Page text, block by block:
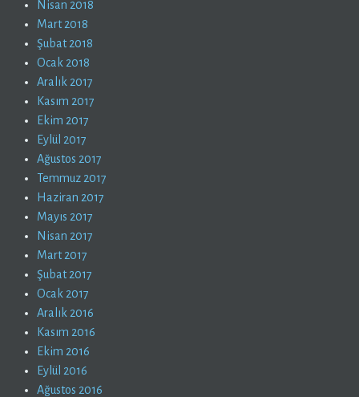
Nisan 2018
Mart 2018
Şubat 2018
Ocak 2018
Aralık 2017
Kasım 2017
Ekim 2017
Eylül 2017
Ağustos 2017
Temmuz 2017
Haziran 2017
Mayıs 2017
Nisan 2017
Mart 2017
Şubat 2017
Ocak 2017
Aralık 2016
Kasım 2016
Ekim 2016
Eylül 2016
Ağustos 2016